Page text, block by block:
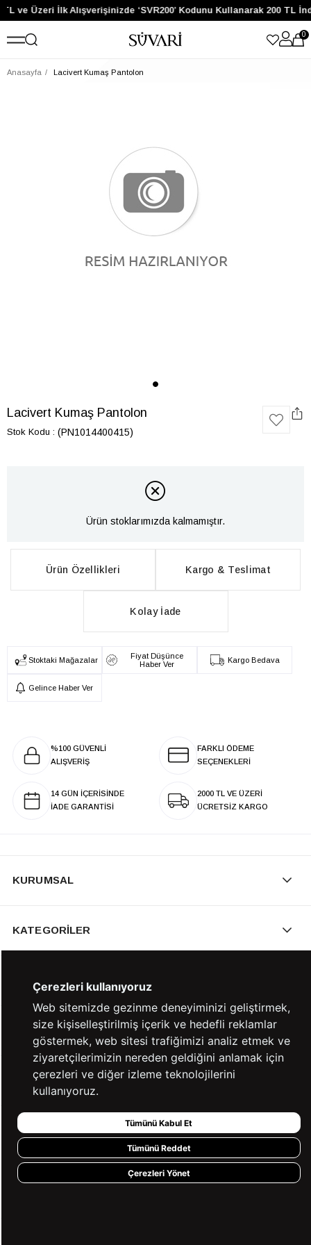
ve Üzeri İlk Alışverişinizde ‘SVR200’ Kodunu Kullanarak 200 TL
0
Anasayfa Lacivert Kumaş Pantolon
Lacivert Kumaş Pantolon
Stok Kodu (PN1014400415)
Ürün stoklarımızda kalmamıştır.
Ürün Özellikleri Kargo & Teslimat
Kolay İade
Stoktaki Mağazalar
Fiyat Düşünce
Haber Ver
Kargo Bedava
Gelince Haber Ver
%100 GÜVENLİ
ALIŞVERİŞ
FARKLI ÖDEME
SEÇENEKLERİ
14 GÜN İÇERİSİNDE
İADE GARANTİSİ
2000 TL VE ÜZERİ
ÜCRETSİZ KARGO
KURUMSAL
KATEGORİLER
YARDIM
BİZE ULAŞIN
HIZLI ERİŞİM
KVKK ve GİZLİLİK
BİZİ TAKİP ET
Çerezleri kullanıyoruz
Web sitemizde gezinme deneyiminizi geliştirmek,
size kişiselleştirilmiş içerik ve hedefli reklamlar
göstermek, web sitesi trafiğimizi analiz etmek ve
ziyaretçilerimizin nereden geldiğini anlamak için
çerezleri ve diğer izleme teknolojilerini
kullanıyoruz.
Tümünü Kabul Et
Tümünü Reddet
Çerezleri Yönet